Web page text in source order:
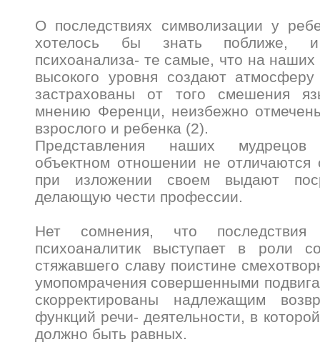
О последствиях символизации у
хотелось бы знать поближе,
психоанализа- те самые, что на
высокого уровня создают
застрахованы от того смешения
мнению Ференци, неизбежно
взрослого и ребенка (2).
Представления наших
объектном отношении не отличаются
при изложении своем выдают
делающую чести профессии.
Нет сомнения, что
психоаналитик выступает в роли
стяжавшего славу поистине
умопомрачения совершенными
скорректированы надлежащим
функций речи- деятельности, в
должно быть равных.